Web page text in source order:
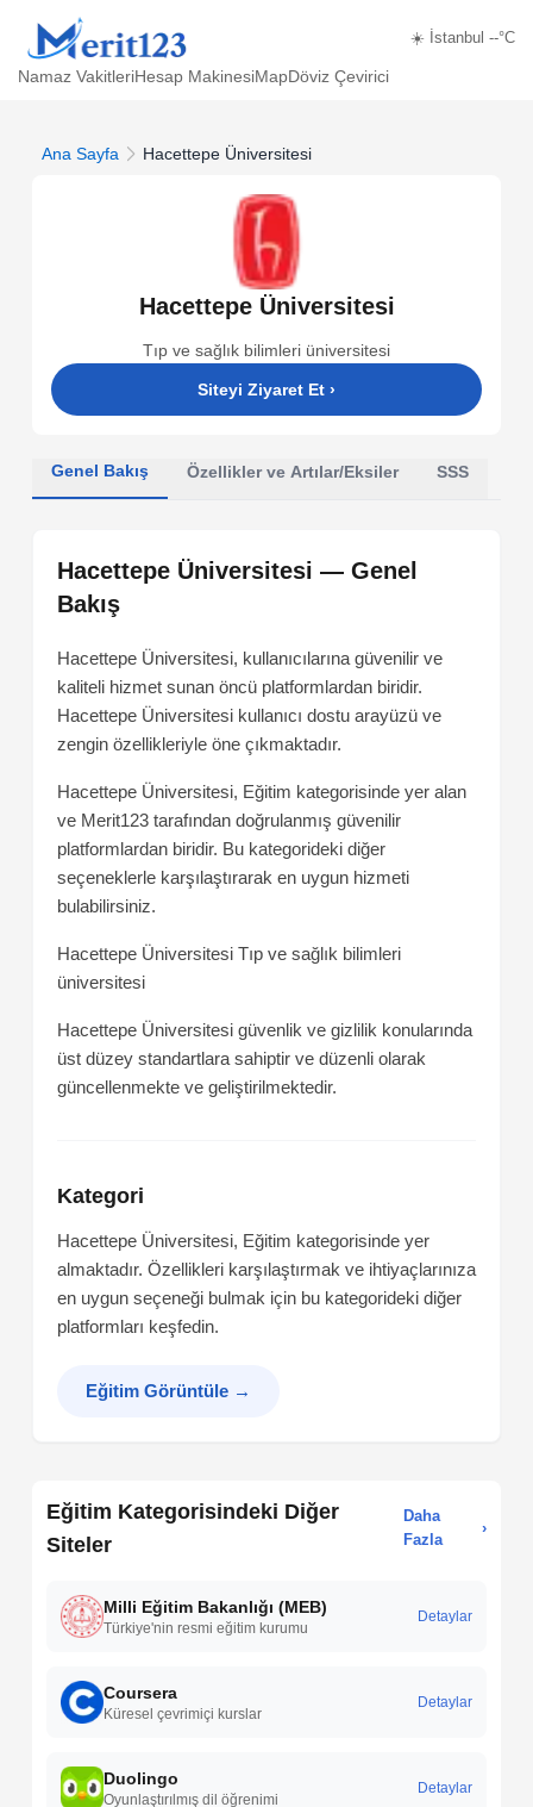
☀️ İstanbul --°C
Namaz VakitleriHesap MakinesiMapDöviz Çevirici
Ana Sayfa Hacettepe Üniversitesi
Hacettepe Üniversitesi
Tıp ve sağlık bilimleri üniversitesi
Siteyi Ziyaret Et ›
Genel Bakış Özellikler ve Artılar/Eksiler SSS
Hacettepe Üniversitesi — Genel
Bakış
Hacettepe Üniversitesi, kullanıcılarına güvenilir ve
kaliteli hizmet sunan öncü platformlardan biridir.
Hacettepe Üniversitesi kullanıcı dostu arayüzü ve
zengin özellikleriyle öne çıkmaktadır.
Hacettepe Üniversitesi, Eğitim kategorisinde yer alan
ve Merit123 tarafından doğrulanmış güvenilir
platformlardan biridir. Bu kategorideki diğer
seçeneklerle karşılaştırarak en uygun hizmeti
bulabilirsiniz.
Hacettepe Üniversitesi Tıp ve sağlık bilimleri
üniversitesi
Hacettepe Üniversitesi güvenlik ve gizlilik konularında
üst düzey standartlara sahiptir ve düzenli olarak
güncellenmekte ve geliştirilmektedir.
Kategori
Hacettepe Üniversitesi, Eğitim kategorisinde yer
almaktadır. Özellikleri karşılaştırmak ve ihtiyaçlarınıza
en uygun seçeneği bulmak için bu kategorideki diğer
platformları keşfedin.
Eğitim Görüntüle →
Eğitim Kategorisindeki Diğer
Siteler
Daha
Fazla
›
Milli Eğitim Bakanlığı (MEB)
Türkiye'nin resmi eğitim kurumu
Detaylar
Coursera
Küresel çevrimiçi kurslar
Detaylar
Duolingo
Oyunlaştırılmış dil öğrenimi
Detaylar